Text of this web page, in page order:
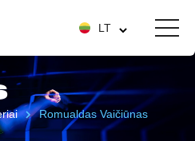
LT
Romualdas Vaičiūnas